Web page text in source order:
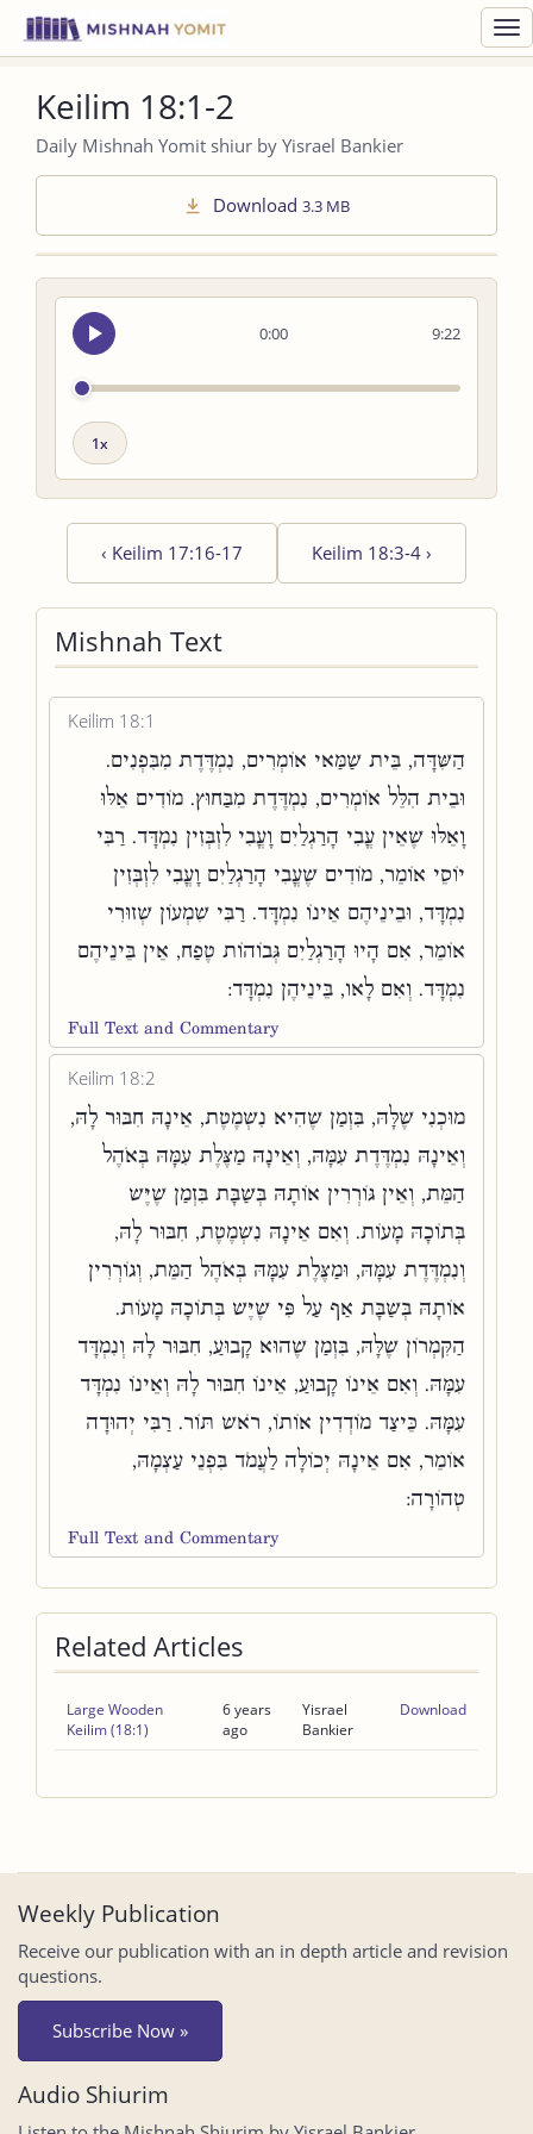
Keilim 18:1-2
Daily Mishnah Yomit shiur by Yisrael Bankier
Download 3.3 MB
0:00
Seek
audio
9:22
Playback
‹ Keilim 17:16-17 Keilim 18:3-4 ›
Mishnah Text
Keilim 18:1
הַשִּׁדָּה, בֵּית שַׁמַּאי אוֹמְרִים, נִמְדֶּדֶת מִבִּפְנִים.
וּבֵית הִלֵּל אוֹמְרִים, נִמְדֶּדֶת מִבַּחוּץ. מוֹדִים אֵלּוּ
וָאֵלּוּ שֶׁאֵין עֳבִי הָרַגְלַיִם וָעֳבִי לִזְבְּזִין נִמְדָּד. רַבִּי
יוֹסֵי אוֹמֵר, מוֹדִים שֶׁעֳבִי הָרַגְלַיִם וָעֳבִי לִזְבְּזִין
נִמְדָּד, וּבֵינֵיהֶם אֵינוֹ נִמְדָּד. רַבִּי שִׁמְעוֹן שְׁזוּרִי
אוֹמֵר, אִם הָיוּ הָרַגְלַיִם גְּבוֹהוֹת טֶפַח, אֵין בֵּינֵיהֶם
נִמְדָּד. וְאִם לָאו, בֵּינֵיהֶן נִמְדָּד:
Full Text and Commentary
Keilim 18:2
מוּכְנִי שֶׁלָּהּ, בִּזְמַן שֶׁהִיא נִשְׁמֶטֶת, אֵינָהּ חִבּוּר לָהּ,
וְאֵינָהּ נִמְדֶּדֶת עִמָּהּ, וְאֵינָהּ מַצֶּלֶת עִמָּהּ בְּאֹהֶל
הַמֵּת, וְאֵין גּוֹרְרִין אוֹתָהּ בְּשַׁבָּת בִּזְמַן שֶׁיֶּשׁ
בְּתוֹכָהּ מָעוֹת. וְאִם אֵינָהּ נִשְׁמֶטֶת, חִבּוּר לָהּ,
וְנִמְדֶּדֶת עִמָּהּ, וּמַצֶּלֶת עִמָּהּ בְּאֹהֶל הַמֵּת, וְגוֹרְרִין
אוֹתָהּ בְּשַׁבָּת אַף עַל פִּי שֶׁיֶּשׁ בְּתוֹכָהּ מָעוֹת.
הַקִּמְרוֹן שֶׁלָּהּ, בִּזְמַן שֶׁהוּא קָבוּעַ, חִבּוּר לָהּ וְנִמְדָּד
עִמָּהּ. וְאִם אֵינוֹ קָבוּעַ, אֵינוֹ חִבּוּר לָהּ וְאֵינוֹ נִמְדָּד
עִמָּהּ. כֵּיצַד מוֹדְדִין אוֹתוֹ, רֹאשׁ תּוֹר. רַבִּי יְהוּדָה
אוֹמֵר, אִם אֵינָהּ יְכוֹלָה לַעֲמֹד בִּפְנֵי עַצְמָהּ,
טְהוֹרָה:
Full Text and Commentary
Related Articles
Large Wooden
Keilim (18:1)
6 years
ago
Yisrael
Bankier
Download
Weekly Publication
Receive our publication with an in depth article and revision
questions.
Subscribe Now »
Audio Shiurim